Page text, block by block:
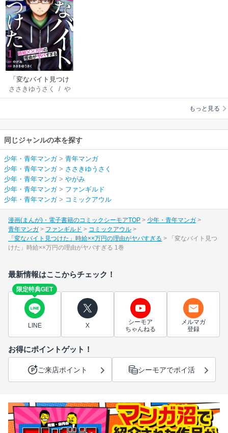
「変なバイト見つけ
た」時給××万円の理
由がヤバすぎる
ささきゆうさく / や
がみ
もっと見る
同じジャンルの本を探す
少年・青年マンガ> 青年マンガ
少年・青年マンガ> ささきゆうさく
少年・青年マンガ> やがみ
少年・青年マンガ> ファンギルド
少年・青年マンガ> コミックアウル
漫画(まんが)・電子書籍のコミックシーモアTOP
少年・青年マンガ
青年マンガ
ファンギルド
コミックアウル
「変なバイト見つけた」時給××万円の理由がヤバすぎる
「変なバイト見つ
けた」時給××万円の理由がヤバすぎる 1巻
最新情報はここからチェック！
限定特典GET
LINE X
シーモア
ちゃんねる
メルマガ
登録
お得にポイントゲット！
ご来店ポイント シーモアでポイ活